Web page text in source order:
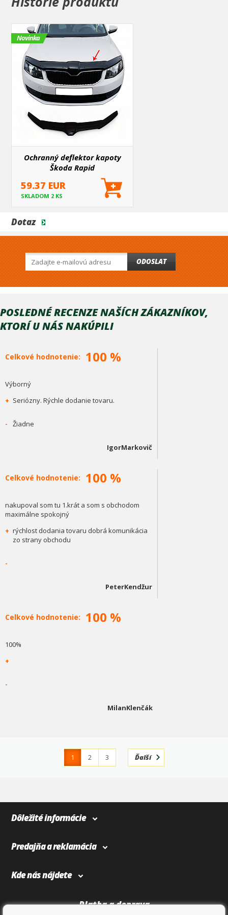
Novinka
Ochranný deflektor kapoty
Škoda Rapid
59.37 EUR
SKLADOM 2 KS
Dotaz
ODOSLAT
POSLEDNÉ RECENZE NAŠÍCH ZÁKAZNÍKOV,
KTORÍ U NÁS NAKÚPILI
Celkové hodnotenie: 100 %
Výborný
+ Seriózny. Rýchle dodanie tovaru.
- Žiadne
IgorMarkovič
Celkové hodnotenie: 100 %
nakupoval som tu 1.krát a som s obchodom
maximálne spokojný
+ rýchlost dodania tovaru dobrá komunikácia
zo strany obchodu
-
PeterKendžur
Celkové hodnotenie: 100 %
100%
+
-
MilanKlenčák
1 2
3
Ďalší
Dôležité informácie
Predajňa a reklamácia
Kde nás nájdete
Platba a doprava